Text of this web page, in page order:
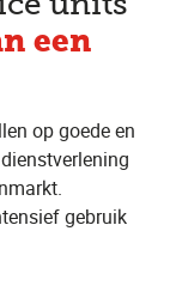
een
op goede en
gebruik